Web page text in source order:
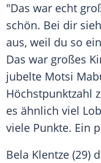
"Das war echt
schön. Bei dir
aus, weil du so
Das war großes
jubelte Motsi
Höchstpunktzahl
es ähnlich viel
viele Punkte. Ein
Bela Klentze (29)